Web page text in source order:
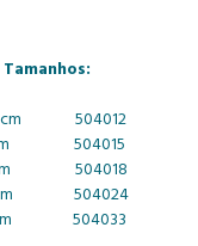
504012
15cm 504015
18cm 504018
24cm 504024
33cm 504033